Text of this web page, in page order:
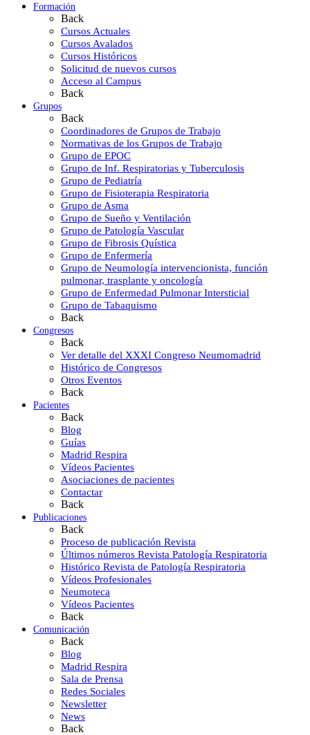
Formación
Back
Cursos Actuales
Cursos Avalados
Cursos Históricos
Solicitud de nuevos cursos
Acceso al Campus
Back
Grupos
Back
Coordinadores de Grupos de Trabajo
Normativas de los Grupos de Trabajo
Grupo de EPOC
Grupo de Inf. Respiratorias y Tuberculosis
Grupo de Pediatría
Grupo de Fisioterapia Respiratoria
Grupo de Asma
Grupo de Sueño y Ventilación
Grupo de Patología Vascular
Grupo de Fibrosis Quística
Grupo de Enfermería
Grupo de Neumología intervencionista, función
pulmonar, trasplante y oncología
Grupo de Enfermedad Pulmonar Intersticial
Grupo de Tabaquismo
Back
Congresos
Back
Ver detalle del XXXI Congreso Neumomadrid
Histórico de Congresos
Otros Eventos
Back
Pacientes
Back
Blog
Guías
Madrid Respira
Vídeos Pacientes
Asociaciones de pacientes
Contactar
Back
Publicaciones
Back
Proceso de publicación Revista
Últimos números Revista Patología Respiratoria
Histórico Revista de Patología Respiratoria
Vídeos Profesionales
Neumoteca
Vídeos Pacientes
Back
Comunicación
Back
Blog
Madrid Respira
Sala de Prensa
Redes Sociales
Newsletter
News
Back